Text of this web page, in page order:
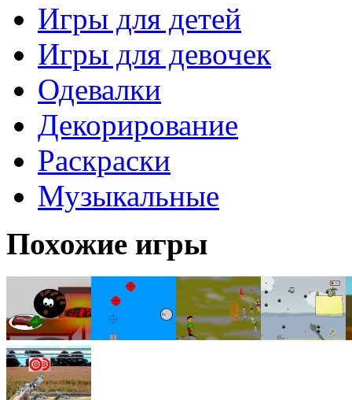
Игры для детей
Игры для девочек
Одевалки
Декорирование
Раскраски
Музыкальные
Похожие игры